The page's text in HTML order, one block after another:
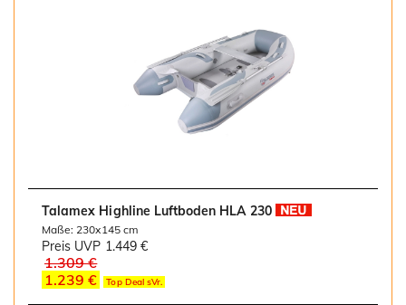
Talamex Highline Luftboden HLA 230
Maße: 230x145 cm
Preis UVP 1.449 €
1.309 €
1.239 €
Top Deal sVr.